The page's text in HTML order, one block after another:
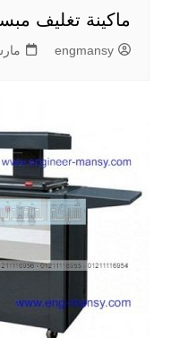
ماكينة تغليف
engmansy مارس